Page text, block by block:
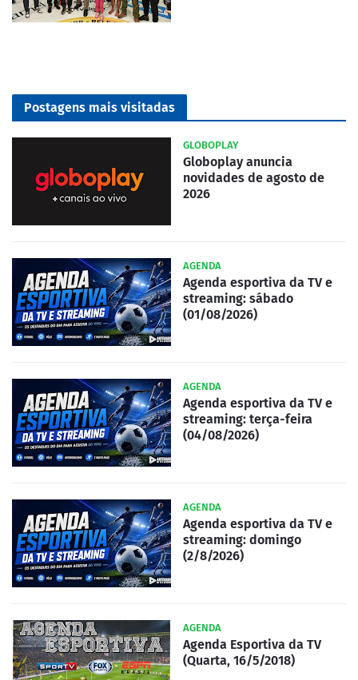
Postagens mais visitadas
GLOBOPLAY
Globoplay anuncia
novidades de agosto de
2026
AGENDA
Agenda esportiva da TV e
streaming: sábado
(01/08/2026)
AGENDA
Agenda esportiva da TV e
streaming: terça-feira
(04/08/2026)
AGENDA
Agenda esportiva da TV e
streaming: domingo
(2/8/2026)
AGENDA
Agenda Esportiva da TV
(Quarta, 16/5/2018)